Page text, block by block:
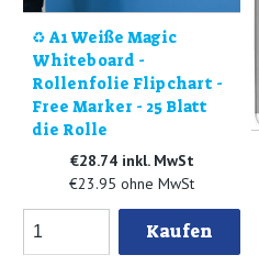
♻️ A1 Weiße Magic
Whiteboard -
Rollenfolie Flipchart -
Free Marker - 25 Blatt
die Rolle
€28.74 inkl. MwSt
€23.95 ohne MwSt
Kaufen